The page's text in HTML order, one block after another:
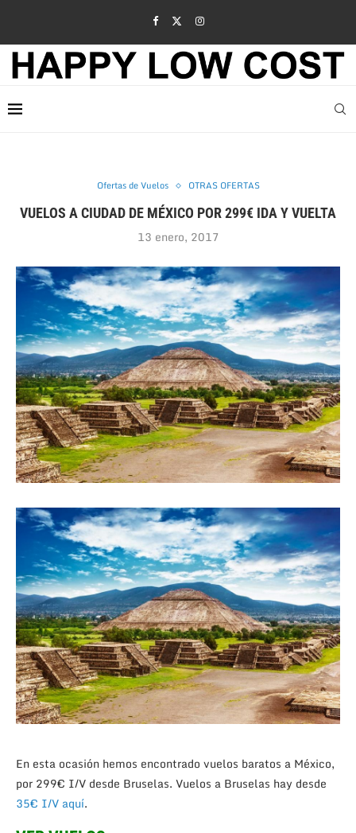
Ofertas de Vuelos OTRAS OFERTAS
VUELOS A CIUDAD DE MÉXICO POR 299€ IDA Y VUELTA
13 enero, 2017
En esta ocasión hemos encontrado vuelos baratos a México,
por 299€ I/V desde Bruselas. Vuelos a Bruselas hay desde
35€ I/V aquí.